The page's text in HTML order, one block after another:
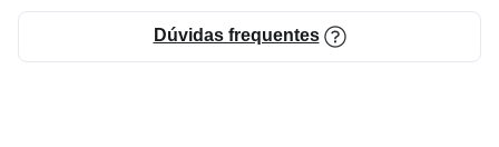
Dúvidas frequentes